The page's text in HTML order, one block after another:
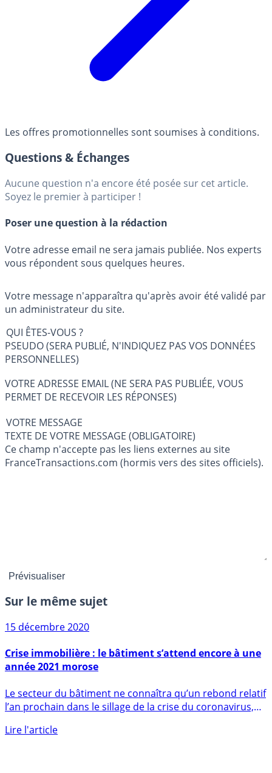
Les offres promotionnelles sont soumises à conditions.
Questions & Échanges
Aucune question n'a encore été posée sur cet article.
Soyez le premier à participer !
Poser une question à la rédaction
Votre adresse email ne sera jamais publiée. Nos experts
vous répondent sous quelques heures.
Votre message n'apparaîtra qu'après avoir été validé par
un administrateur du site.
QUI ÊTES-VOUS ?
PSEUDO (SERA PUBLIÉ, N'INDIQUEZ PAS VOS DONNÉES
PERSONNELLES)
VOTRE ADRESSE EMAIL (NE SERA PAS PUBLIÉE, VOUS
PERMET DE RECEVOIR LES RÉPONSES)
VOTRE MESSAGE
TEXTE DE VOTRE MESSAGE (OBLIGATOIRE)
Ce champ n'accepte pas les liens externes au site
FranceTransactions.com (hormis vers des sites officiels).
Sur le même sujet
15 décembre 2020
Crise immobilière : le bâtiment s’attend encore à une
année 2021 morose
Le secteur du bâtiment ne connaîtra qu’un rebond relatif
l’an prochain dans le sillage de la crise du coronavirus,
Lire l'article